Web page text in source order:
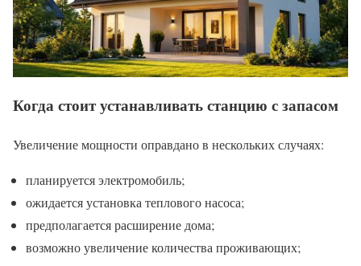
Когда стоит устанавливать станцию с запасом
Увеличение мощности оправдано в нескольких случаях:
планируется электромобиль;
ожидается установка теплового насоса;
предполагается расширение дома;
возможно увеличение количества проживающих;